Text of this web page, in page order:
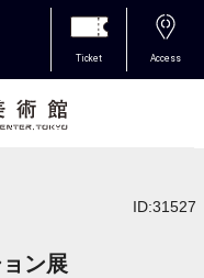
Ticket Access
ID:31527
ン展